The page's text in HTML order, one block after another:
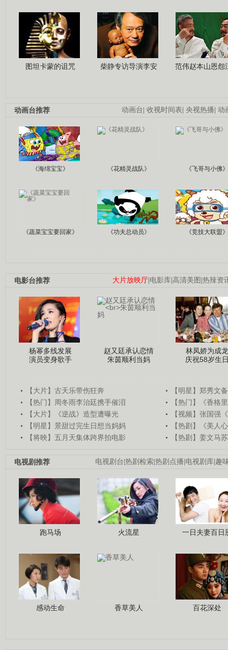
图坦卡蒙的诅咒 柴静专访导演李安 范伟赵本山恩怨
动画台| 收视时间表| 央视热播| 动
动画台推荐
《海绵宝宝》 《花精灵战队》 《飞哥与小佛》
《蔬菜宝宝要回家》 《功夫总动员》 《竞技大联盟》
大片放映厅|电影库|高清美图 |热辣资
电影台推荐
杨幂多线发展
演员变身歌手
赵又廷承认恋情
朱茵顺利当妈
林凤娇为成龙
庆祝58岁生
【大片】古天乐带伤狂奔
【明星】郑秀文
【热门】周冬雨李治廷携手催泪
【热门】《香格
【大片】《逆战》造型遭曝光
【视频】张国强
【明星】景甜过完生日想当妈妈
【热剧】《美人
【将映】五月天集体跨界拍电影
【热剧】姜文马
电视剧台|热剧检索|热剧点播|电视剧库|趣
电视剧推荐
跑马场 火流星 一日夫妻百日
感动生命 香草美人 百花深处